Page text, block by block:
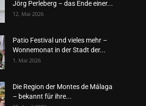
Jörg Perleberg – das Ende einer...
12. Mai 2026
Patio Festival und vieles mehr –
Wonnemonat in der Stadt der...
1. Mai 2026
Die Region der Montes de Málaga
– bekannt für ihre...